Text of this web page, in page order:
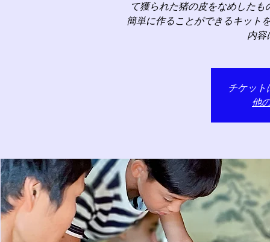
て獲られた猪の皮をなめした
簡単に作ることができるキット
内容
チケット
他